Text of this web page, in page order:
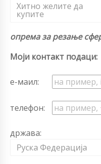
Хитно желите да
купите
опрема за резање
Моји контакт подаци:
е-маил:
телефон:
држава:
Руска Федерација